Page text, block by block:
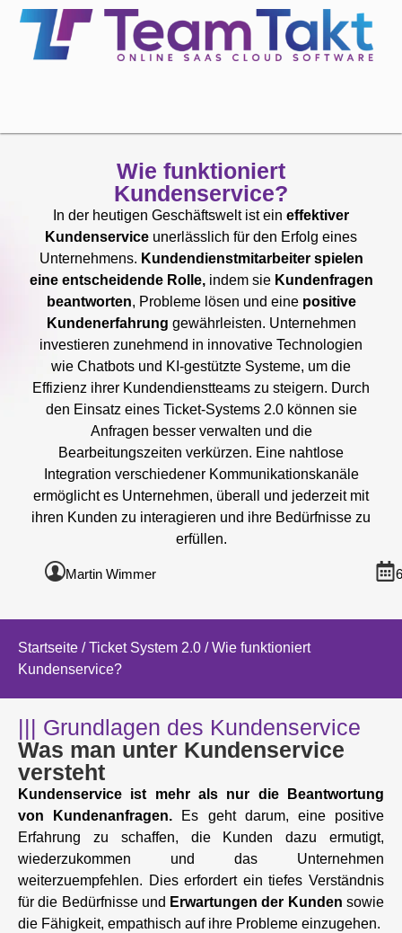
Wie funktioniert
Kundenservice?
In der heutigen Geschäftswelt ist ein effektiver
Kundenservice unerlässlich für den Erfolg eines
Unternehmens. Kundendienstmitarbeiter spielen
eine entscheidende Rolle,indem sie Kundenfragen
beantworten, Probleme lösen und eine positive
Kundenerfahrung gewährleisten. Unternehmen
investieren zunehmend in innovative Technologien
wie Chatbots und KI-gestützte Systeme, um die
Effizienz ihrer Kundendienstteams zu steigern. Durch
den Einsatz eines Ticket-Systems 2.0 können sie
Anfragen besser verwalten und die
Bearbeitungszeiten verkürzen. Eine nahtlose
Integration verschiedener Kommunikationskanäle
ermöglicht es Unternehmen, überall und jederzeit mit
ihren Kunden zu interagieren und ihre Bedürfnisse zu
erfüllen.
Martin Wimmer
Startseite / Ticket System 2.0 / Wie funktioniert
Kundenservice?
||| Grundlagen des Kundenservice
Was man unter Kundenservice
versteht
Kundenservice ist mehr als nur die Beantwortung
von Kundenanfragen. Es geht darum, eine positive
Erfahrung zu schaffen, die Kunden dazu ermutigt,
wiederzukommen und das Unternehmen
weiterzuempfehlen. Dies erfordert ein tiefes Verständnis
für die Bedürfnisse und Erwartungen der Kunden sowie
die Fähigkeit, empathisch auf ihre Probleme einzugehen.